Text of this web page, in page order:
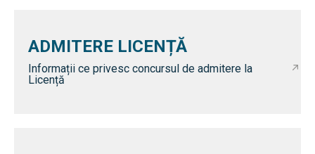
ADMITERE LICENȚĂ
Informații ce privesc concursul de admitere la
Licență